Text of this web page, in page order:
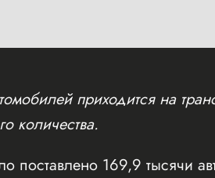
приходится на
количества.
поставлено 169,9 тысячи